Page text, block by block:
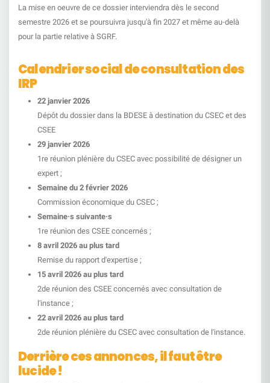
La mise en oeuvre de ce dossier interviendra dès le second
semestre 2026 et se poursuivra jusqu'à fin 2027 et même au-delà
pour la partie relative à SGRF.
Calendrier social de consultation des
IRP
22 janvier 2026
Dépôt du dossier dans la BDESE à destination du CSEC et des
CSEE
29 janvier 2026
1re réunion plénière du CSEC avec possibilité de désigner un
expert ;
Semaine du 2 février 2026
Commission économique du CSEC ;
Semaine·s suivante·s
1re réunion des CSEE concernés ;
8 avril 2026 au plus tard
Remise du rapport d'expertise ;
15 avril 2026 au plus tard
2de réunion des CSEE concernés avec consultation de
l'instance ;
22 avril 2026 au plus tard
2de réunion plénière du CSEC avec consultation de l'instance.
Derrière ces annonces, il faut être
lucide !